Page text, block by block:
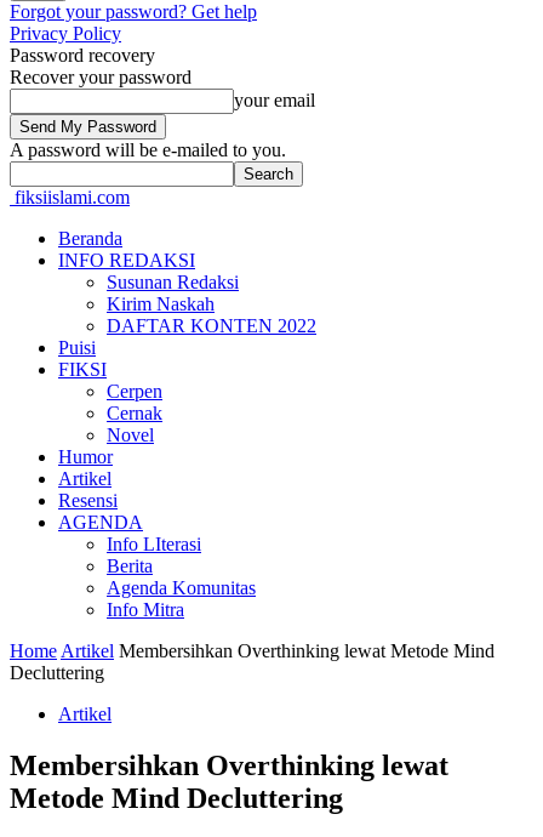
Forgot your password? Get help
Privacy Policy
Password recovery
Recover your password
your email
A password will be e-mailed to you.
fiksiislami.com
Beranda
INFO REDAKSI
Susunan Redaksi
Kirim Naskah
DAFTAR KONTEN 2022
Puisi
FIKSI
Cerpen
Cernak
Novel
Humor
Artikel
Resensi
AGENDA
Info LIterasi
Berita
Agenda Komunitas
Info Mitra
Home Artikel Membersihkan Overthinking lewat Metode Mind
Decluttering
Artikel
Membersihkan Overthinking lewat
Metode Mind Decluttering